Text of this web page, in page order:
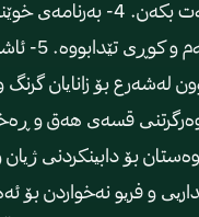
ده‌یزانن قه‌ناعه‌ت بكه‌ن. 4-
شه‌رعییه‌كان
و فریو نه‌خواردن بۆ